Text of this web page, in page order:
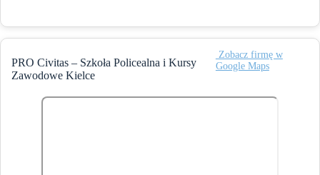
PRO Civitas – Szkoła Policealna i Kursy
Zawodowe Kielce
️ Zobacz firmę w
Google Maps